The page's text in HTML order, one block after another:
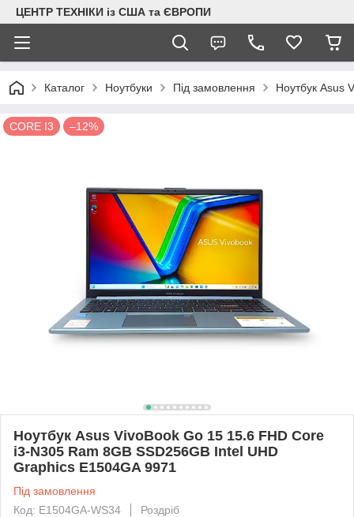
ЦЕНТР ТЕХНІКИ із США та ЄВРОПИ
Каталог Ноутбуки Під замовлення Ноутбук Asus
СORE I3 –12%
Ноутбук Asus VivoBook Go 15 15.6 FHD Core
i3-N305 Ram 8GB SSD256GB Intel UHD
Graphics E1504GA 9971
Під замовлення
Код: E1504GA-WS34
Роздріб